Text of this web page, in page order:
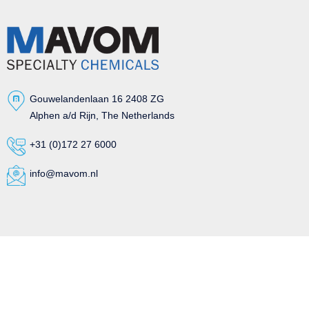
Gouwelandenlaan 16 2408 ZG
Alphen a/d Rijn, The Netherlands
+31 (0)172 27 6000
info@mavom.nl